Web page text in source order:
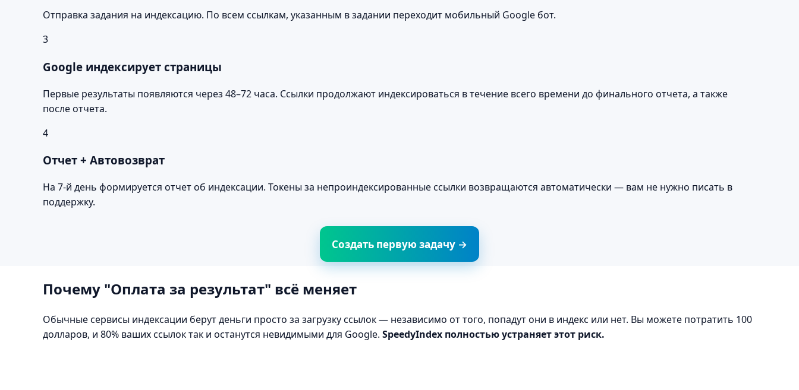
Отправка задания на индексацию. По всем ссылкам, указанным в задании переходит мобильный Google бот.
3
Google индексирует страницы
Первые результаты появляются через 48–72 часа. Ссылки продолжают индексироваться в течение всего времени до финального отчета, а также
после отчета.
4
Отчет + Автовозврат
На 7-й день формируется отчет об индексации. Токены за непроиндексированные ссылки возвращаются автоматически — вам не нужно писать в
поддержку.
Создать первую задачу →
Почему "Оплата за результат" всё меняет
Обычные сервисы индексации берут деньги просто за загрузку ссылок — независимо от того, попадут они в индекс или нет. Вы можете потратить 100
долларов, и 80% ваших ссылок так и останутся невидимыми для Google. SpeedyIndex полностью устраняет этот риск.